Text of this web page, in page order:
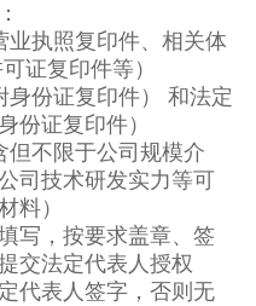
业执照复印件、相关体
证复印件等）
份证复印件） 和法定
份证复印件）
但不限于公司规模介
司技术研发实力等可
料）
写，按要求盖章、签
交法定代表人授权
代表人签字，否则无